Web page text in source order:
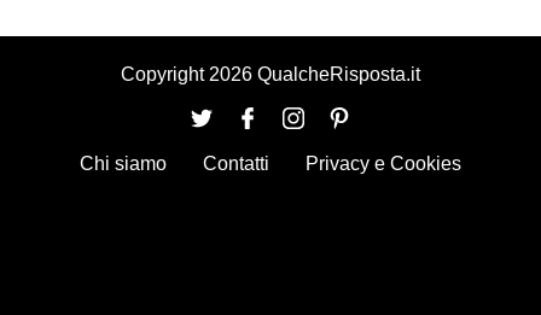
Copyright 2026 QualcheRisposta.it
Chi siamo Contatti Privacy e Cookies